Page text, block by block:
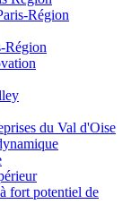
Région
Région
du Val d'Oise
fort potentiel de